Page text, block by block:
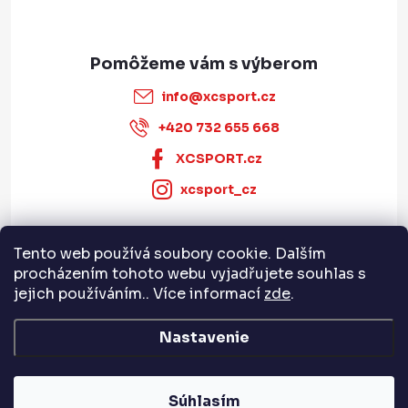
Tento web používá soubory cookie. Dalším
procházením tohoto webu vyjadřujete souhlas s
jejich používáním.. Více informací zde.
Nastavenie
Súhlasím
info@xcsport.cz
+420 732 655 668
XCSPORT.cz
xcsport_cz
Informace pro vás
Servis a služby